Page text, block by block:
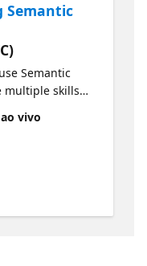
Semantic
Semantic
multiple skills
an objective.
AI
and
vivo